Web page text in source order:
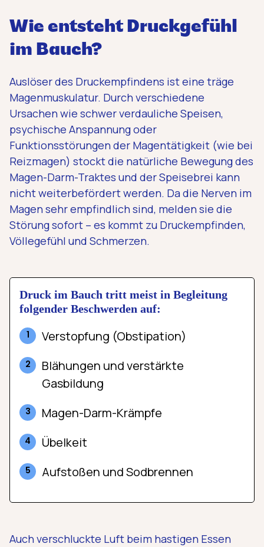
Wie entsteht Druckgefühl
im Bauch?
Auslöser des Druckempfindens ist eine träge
Magenmuskulatur. Durch verschiedene
Ursachen wie schwer verdauliche Speisen,
psychische Anspannung oder
Funktionsstörungen der Magentätigkeit (wie bei
Reizmagen) stockt die natürliche Bewegung des
Magen-Darm-Traktes und der Speisebrei kann
nicht weiterbefördert werden. Da die Nerven im
Magen sehr empfindlich sind, melden sie die
Störung sofort – es kommt zu Druckempfinden,
Völlegefühl und Schmerzen.
Druck im Bauch tritt meist in Begleitung
folgender Beschwerden auf:
Verstopfung (Obstipation)
Blähungen und verstärkte
Gasbildung
Magen-Darm-Krämpfe
Übelkeit
Aufstoßen und Sodbrennen
Auch verschluckte Luft beim hastigen Essen